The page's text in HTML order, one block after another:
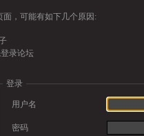
，可能有如下几个原因:
录论坛
登录
用户名
密码